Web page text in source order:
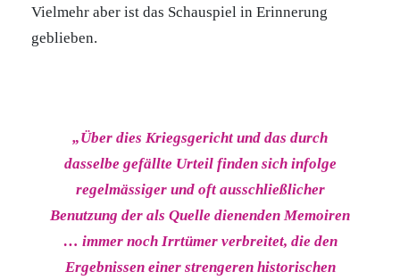
Vielmehr aber ist das Schauspiel in Erinnerung
geblieben.
„Über dies Kriegsgericht und das durch
dasselbe gefällte Urteil finden sich infolge
regelmässiger und oft ausschließlicher
Benutzung der als Quelle dienenden Memoiren
… immer noch Irrtümer verbreitet, die den
Ergebnissen einer strengeren historischen